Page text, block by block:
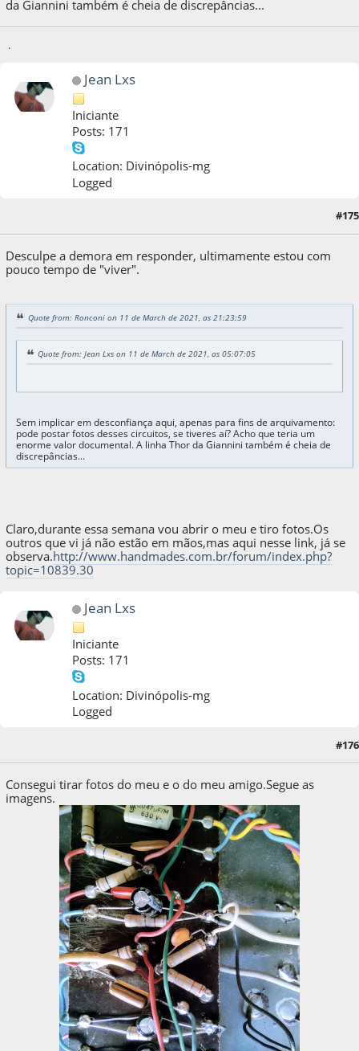
da Giannini também é cheia de discrepâncias...
.
Jean Lxs
Iniciante
Posts: 171
Location: Divinópolis-mg
Logged
: 18 de March de 2021, as 06:36:42 by#175
Desculpe a demora em responder, ultimamente estou com
pouco tempo de "viver".
Quote from: Ronconi on 11 de March de 2021, as 21:23:59
Quote from: Jean Lxs on 11 de March de 2021, as 05:07:05
Sem implicar em desconfiança aqui, apenas para fins de arquivamento:
pode postar fotos desses circuitos, se tiveres aí? Acho que teria um
enorme valor documental. A linha Thor da Giannini também é cheia de
discrepâncias...
Claro,durante essa semana vou abrir o meu e tiro fotos.Os
outros que vi já não estão em mãos,mas aqui nesse link, já se
observa.http://www.handmades.com.br/forum/index.php?
topic=10839.30
Jean Lxs
Iniciante
Posts: 171
Location: Divinópolis-mg
Logged
#176
Consegui tirar fotos do meu e o do meu amigo.Segue as
imagens.